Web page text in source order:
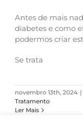
Antes de mais
diabetes e como
podermos criar
Se trata
novembro 13th, 2024 |
Tratamento
Ler Mais